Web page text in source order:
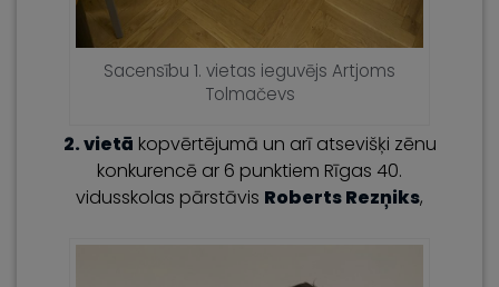
Sacensību 1. vietas ieguvējs Artjoms
Tolmačevs
2. vietā kopvērtējumā un arī atsevišķi zēnu
konkurencē ar 6 punktiem Rīgas 40.
vidusskolas pārstāvis Roberts Rezņiks,